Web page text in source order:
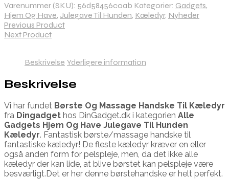
Varenummer (SKU): 56d58456c0ab Kategorier: Gadgets,
Hjem Og Have, Julegave Til Hunden, Kæledyr, Nyheder
Previous Product
Next Product
Beskrivelse Yderligere information
Beskrivelse
Vi har fundet Børste Og Massage Handske Til Kæledyr
fra Dingadget hos DinGadget.dk i kategorien Alle
Gadgets Hjem Og Have Julegave Til Hunden
Kæledyr. Fantastisk børste/massage handske til
fantastiske kæledyr! De fleste kæledyr kræver en eller
også anden form for pelspleje, men, da det ikke alle
kæledyr der kan lide, at blive børstet kan pelspleje være
besværligt.Det er her denne børstehandske er helt perfekt.